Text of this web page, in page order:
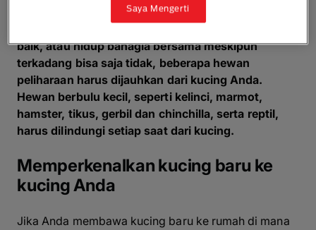
baik, atau hidup bahagia bersama meskipun
terkadang bisa saja tidak, beberapa hewan
peliharaan harus dijauhkan dari kucing Anda.
Hewan berbulu kecil, seperti kelinci, marmot,
hamster, tikus, gerbil dan chinchilla, serta reptil,
harus dilindungi setiap saat dari kucing.
Memperkenalkan kucing baru ke
kucing Anda
Jika Anda membawa kucing baru ke rumah di mana
Saya Mengerti